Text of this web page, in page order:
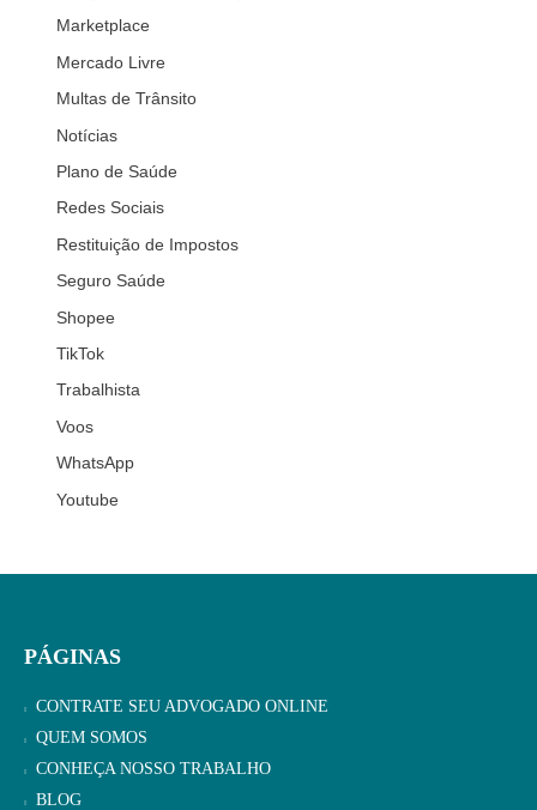
Marketplace
Mercado Livre
Multas de Trânsito
Notícias
Plano de Saúde
Redes Sociais
Restituição de Impostos
Seguro Saúde
Shopee
TikTok
Trabalhista
Voos
WhatsApp
Youtube
PÁGINAS
CONTRATE SEU ADVOGADO ONLINE
QUEM SOMOS
CONHEÇA NOSSO TRABALHO
BLOG